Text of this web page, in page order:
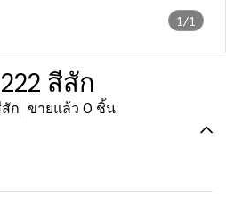
1/1
สีสัก
ก ขายแล้ว 0 ชิ้น